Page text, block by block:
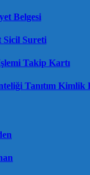
Belgesi
Sicil Sureti
Takip Kartı
Tanıtım Kimlik